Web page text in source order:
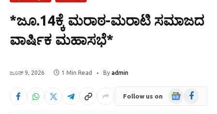
*ಜೂ.14ಕ್ಕೆ ಮರಾಠ-ಮರಾಟಿ ಸಮಾಜದ
ವಾರ್ಷಿಕ ಮಹಾಸಭೆ*
ಜೂನ್ 9, 2026 1 Min Read By admin
Follow us on
GoogleFacebook